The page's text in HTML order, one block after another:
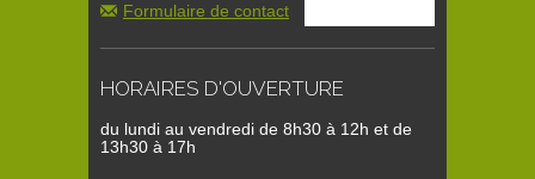
Formulaire de contact
HORAIRES D'OUVERTURE
du lundi au vendredi de 8h30 à 12h et de
13h30 à 17h